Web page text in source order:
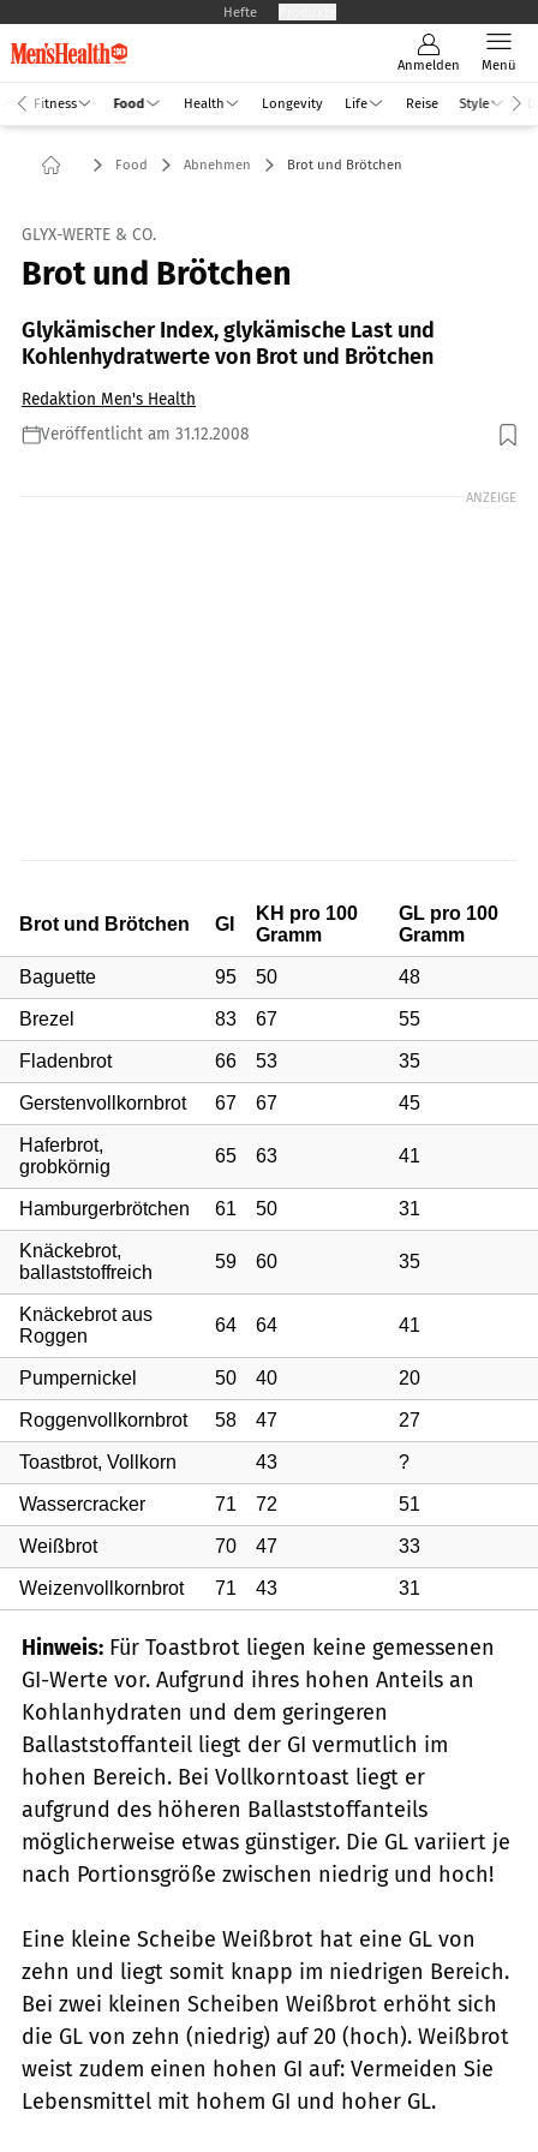
Hefte
Anmelden Menü
Fitness Food Health Longevity Life Reise Style
Food Abnehmen Brot und Brötchen
GLYX-WERTE & CO.
Brot und Brötchen
Glykämischer Index, glykämische Last und
Kohlenhydratwerte von Brot und Brötchen
Redaktion Men's Health
Veröffentlicht am 31.12.2008
Foto: Shutterstock / monticello
ANZEIGE
Hinweis: Für Toastbrot liegen keine gemessenen
GI-Werte vor. Aufgrund ihres hohen Anteils an
Kohlanhydraten und dem geringeren
Ballaststoffanteil liegt der GI vermutlich im
hohen Bereich. Bei Vollkorntoast liegt er
aufgrund des höheren Ballaststoffanteils
möglicherweise etwas günstiger. Die GL variiert je
nach Portionsgröße zwischen niedrig und hoch!
Eine kleine Scheibe Weißbrot hat eine GL von
zehn und liegt somit knapp im niedrigen Bereich.
Bei zwei kleinen Scheiben Weißbrot erhöht sich
die GL von zehn (niedrig) auf 20 (hoch). Weißbrot
weist zudem einen hohen GI auf: Vermeiden Sie
Lebensmittel mit hohem GI und hoher GL.